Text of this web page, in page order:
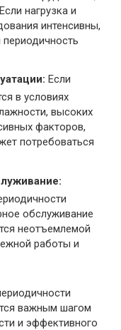
нагрузка и
интенсивны,
Если
в условиях
высоких
факторов,
потребоваться
обслуживание
неотъемлемой
работы и
важным шагом
и эффективного